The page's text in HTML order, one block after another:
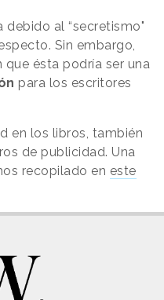
debido al “secretismo"
Sin embargo,
ésta podría ser una
para los escritores
en los libros, también
de publicidad. Una
recopilado en este